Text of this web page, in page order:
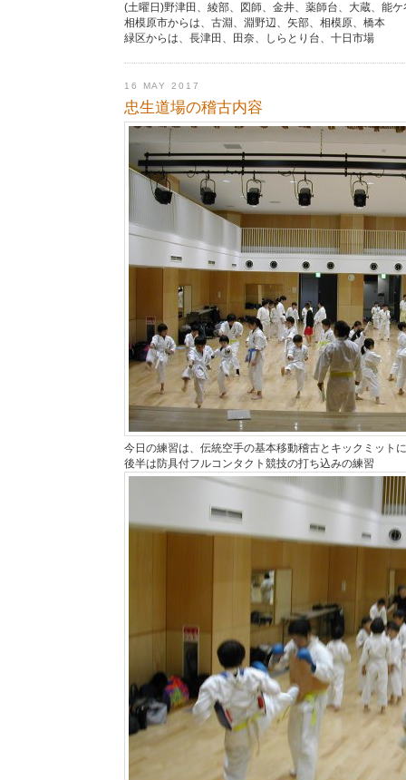
(土曜日)野津田、綾部、図師、金井、薬師台、大蔵、能
相模原市からは、古淵、淵野辺、矢部、相模原、橋本
緑区からは、長津田、田奈、しらとり台、十日市場
16 MAY 2017
忠生道場の稽古内容
今日の練習は、伝統空手の基本移動稽古とキックミット
後半は防具付フルコンタクト競技の打ち込みの練習